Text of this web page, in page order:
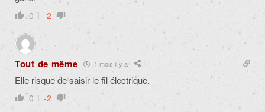
0 -2
Tout de même 1 mois il y a
Elle risque de saisir le fil électrique.
0 -2